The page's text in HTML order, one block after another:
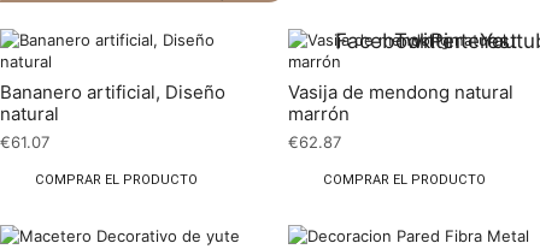
FacebookTwitterPinterest
Bananero artificial, Diseño
natural
€61.07
COMPRAR EL PRODUCTO
Vasija de mendong natural
marrón
€62.87
COMPRAR EL PRODUCTO